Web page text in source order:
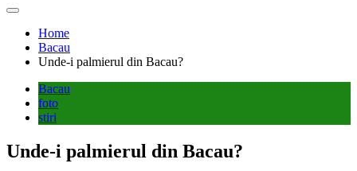
Home
Bacau
Unde-i palmierul din Bacau?
Bacau
foto
stiri
Unde-i palmierul din Bacau?